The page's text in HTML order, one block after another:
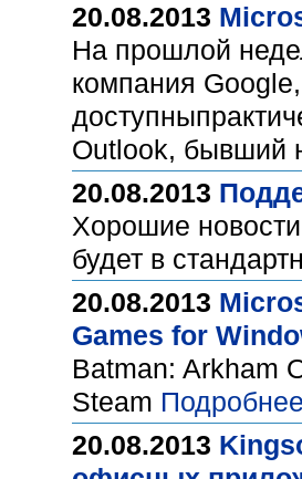
20.08.2013
На прошлой
компания
Outlook, бывший
20.08.2013
Хорошие
будет в
20.08.2013
Games for
Batman: Arkham
Steam
20.08.2013